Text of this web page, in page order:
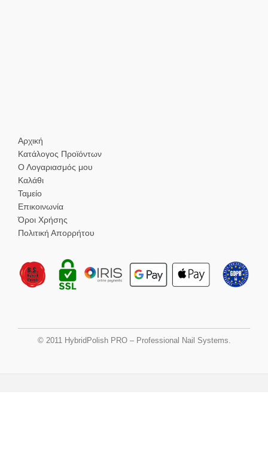
Αρχική
Κατάλογος Προϊόντων
Ο Λογαριασμός μου
Καλάθι
Ταμείο
Επικοινωνία
Όροι Χρήσης
Πολιτική Απορρήτου
© 2011 HybridPolish PRO – Professional Nail Systems.